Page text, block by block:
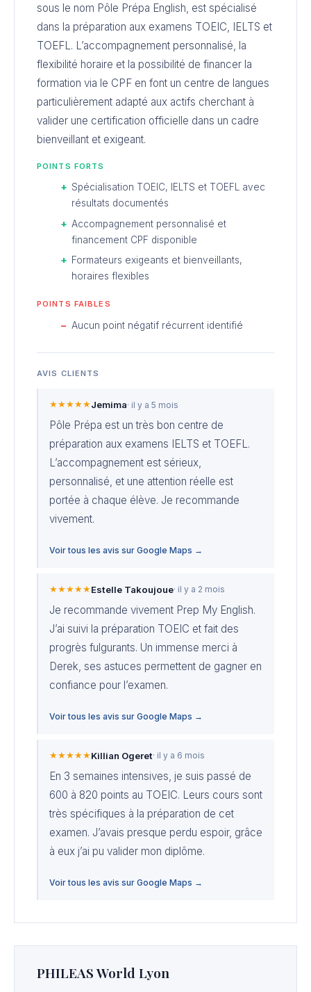
sous le nom Pôle Prépa English, est spécialisé
dans la préparation aux examens TOEIC, IELTS et
TOEFL. L’accompagnement personnalisé, la
flexibilité horaire et la possibilité de financer la
formation via le CPF en font un centre de langues
particulièrement adapté aux actifs cherchant à
valider une certification officielle dans un cadre
bienveillant et exigeant.
POINTS FORTS
Spécialisation TOEIC, IELTS et TOEFL avec
résultats documentés
Accompagnement personnalisé et
financement CPF disponible
Formateurs exigeants et bienveillants,
horaires flexibles
POINTS FAIBLES
Aucun point négatif récurrent identifié
AVIS CLIENTS
★★★★★Jemima· il y a 5 mois
Pôle Prépa est un très bon centre de
préparation aux examens IELTS et TOEFL.
L’accompagnement est sérieux,
personnalisé, et une attention réelle est
portée à chaque élève. Je recommande
vivement.
Voir tous les avis sur Google Maps →
★★★★★Estelle Takoujoue· il y a 2 mois
Je recommande vivement Prep My English.
J’ai suivi la préparation TOEIC et fait des
progrès fulgurants. Un immense merci à
Derek, ses astuces permettent de gagner en
confiance pour l’examen.
Voir tous les avis sur Google Maps →
★★★★★Killian Ogeret· il y a 6 mois
En 3 semaines intensives, je suis passé de
600 à 820 points au TOEIC. Leurs cours sont
très spécifiques à la préparation de cet
examen. J’avais presque perdu espoir, grâce
à eux j’ai pu valider mon diplôme.
Voir tous les avis sur Google Maps →
PHILEAS World Lyon